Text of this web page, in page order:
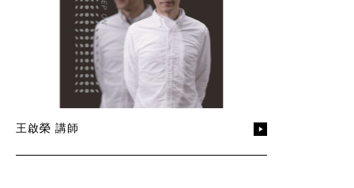
王啟榮 講師